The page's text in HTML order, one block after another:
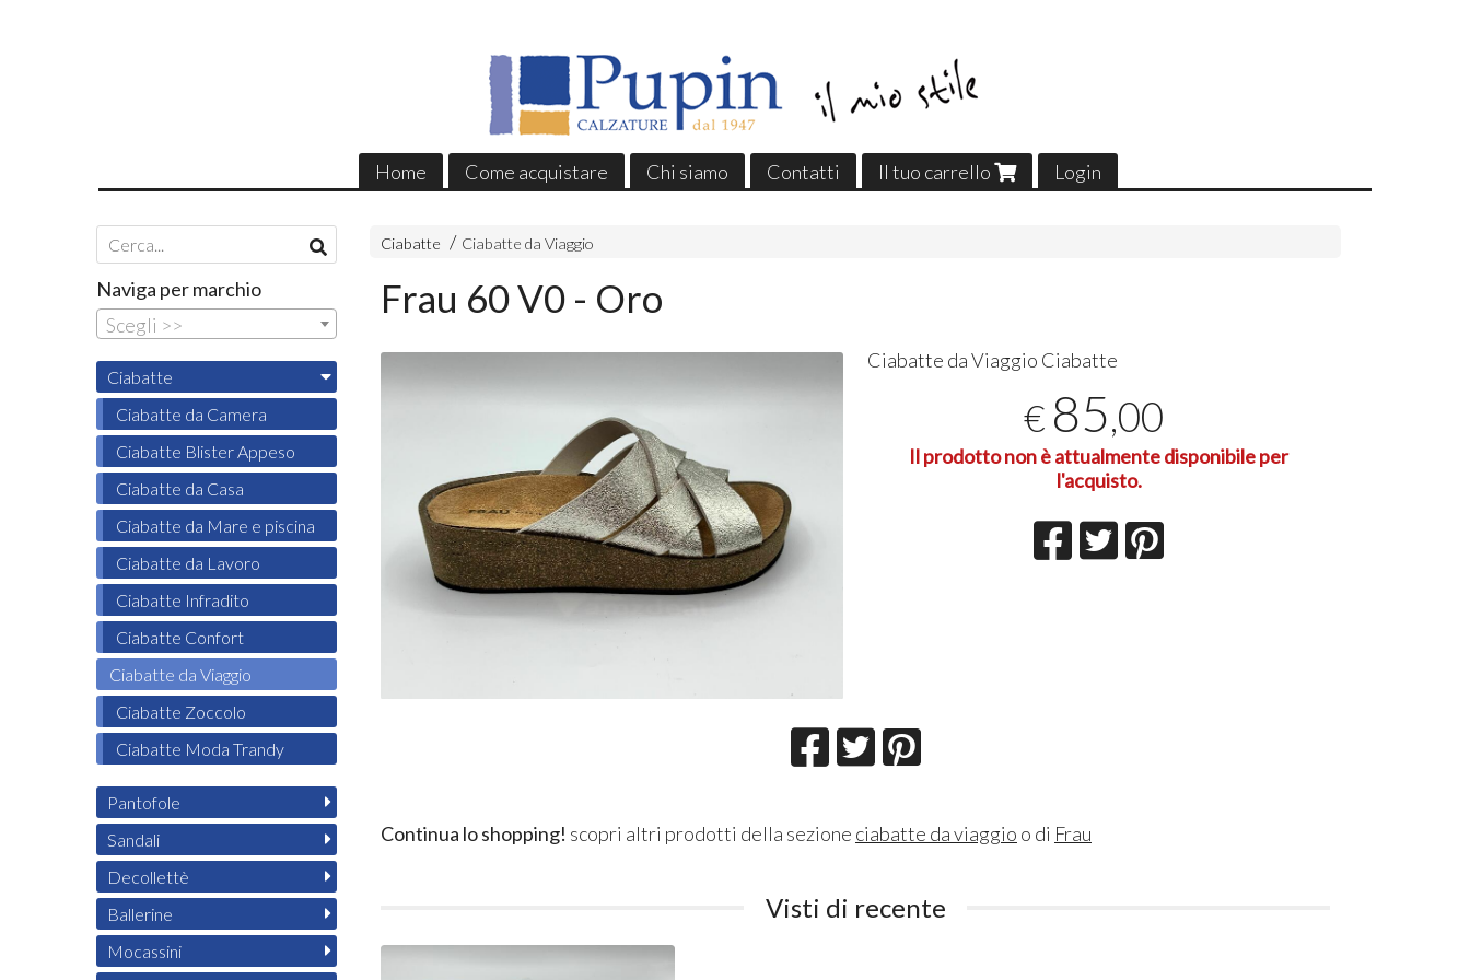
Home Come acquistare Chi siamo Contatti Il tuo carrello Login
Ciabatte Ciabatte da Viaggio
Frau 60 V0 - Oro
Ciabatte da Viaggio Ciabatte
€ 85,00
Il prodotto non è attualmente disponibile per
l'acquisto.
Continua lo shopping! scopri altri prodotti della sezione ciabatte da viaggio o di Frau
Visti di recente
Naviga per marchio
Scegli >>
Ciabatte
Ciabatte da Camera
Ciabatte Blister Appeso
Ciabatte da Casa
Ciabatte da Mare e piscina
Ciabatte da Lavoro
Ciabatte Infradito
Ciabatte Confort
Ciabatte da Viaggio
Ciabatte Zoccolo
Ciabatte Moda Trandy
Pantofole
Sandali
Decollettè
Ballerine
Mocassini